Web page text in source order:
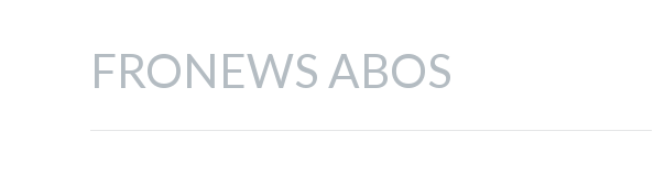
FRONEWS ABOS